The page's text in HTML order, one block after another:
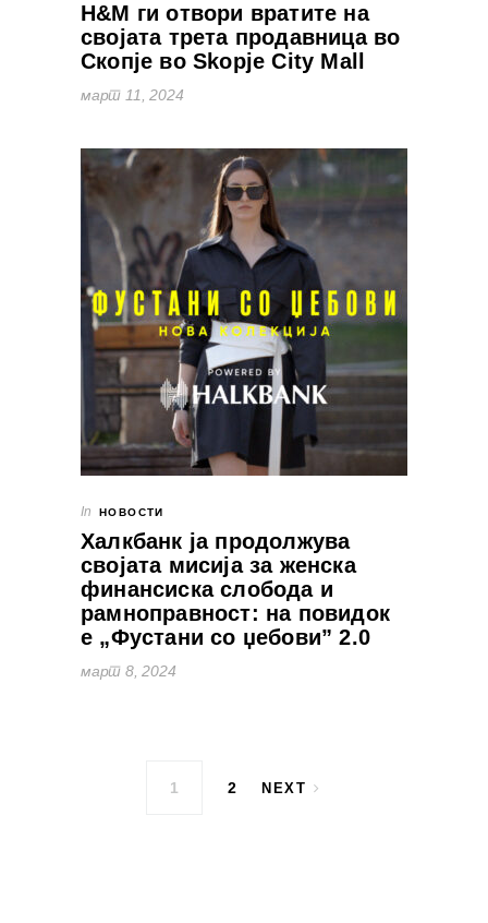
H&M ги отвори вратите на
својата трета продавница во
Скопје во Skopje City Mall
март 11, 2024
In НОВОСТИ
Халкбанк ја продолжува
својата мисија за женска
финансиска слобода и
рамноправност: на повидок
е „Фустани со џебови” 2.0
март 8, 2024
1 2 NEXT